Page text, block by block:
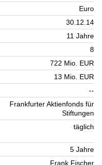
Euro
30.12.14
11 Jahre
8
722 Mio. EUR
13 Mio. EUR
--
Frankfurter Aktienfonds für
Stiftungen
täglich
5 Jahre
Frank Fischer